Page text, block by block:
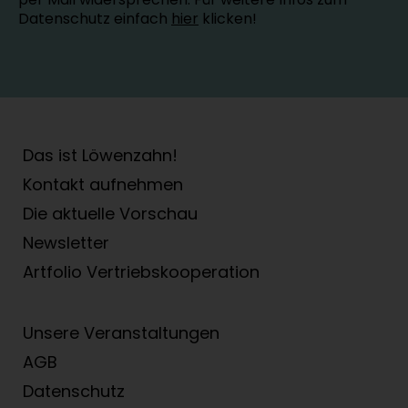
Datenschutz einfach hier klicken!
Das ist Löwenzahn!
Kontakt aufnehmen
Die aktuelle Vorschau
Newsletter
Artfolio Vertriebs­kooperation
Unsere Veranstaltungen
AGB
Datenschutz